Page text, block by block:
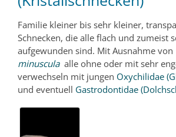
Familie kleiner bis sehr kleiner,
Schnecken, die alle flach und zumeist
aufgewunden sind. Mit Ausnahme von
minusculaalle ohne oder mit sehr
verwechseln mit jungen Oxychilidae
und eventuell Gastrodontidae